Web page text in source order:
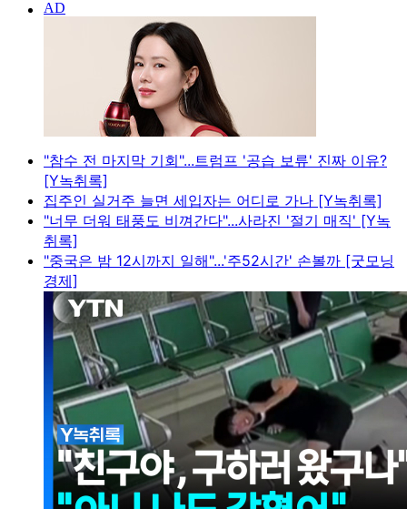
"참수 전 마지막 기회"...트럼프 '공습 보류' 진짜 이유?
[Y녹취록]
집주인 실거주 늘면 세입자는 어디로 가나 [Y녹취록]
"너무 더워 태풍도 비껴간다"...사라진 '절기 매직' [Y녹
취록]
"중국은 밤 12시까지 일해"...'주52시간' 손볼까 [굿모닝
경제]